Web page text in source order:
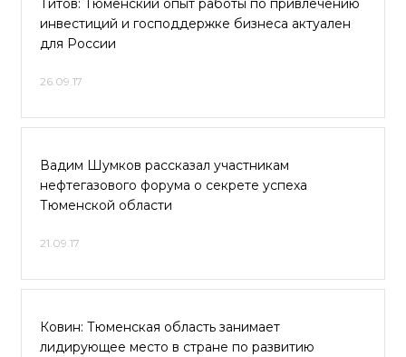
Титов: Тюменский опыт работы по привлечению
инвестиций и господдержке бизнеса актуален
для России
26.09.17
Вадим Шумков рассказал участникам
нефтегазового форума о секрете успеха
Тюменской области
21.09.17
Ковин: Тюменская область занимает
лидирующее место в стране по развитию